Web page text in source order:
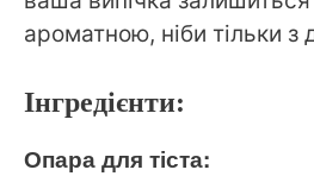
ароматною, ніби тільки з
Інгредієнти:
Опара для тіста: